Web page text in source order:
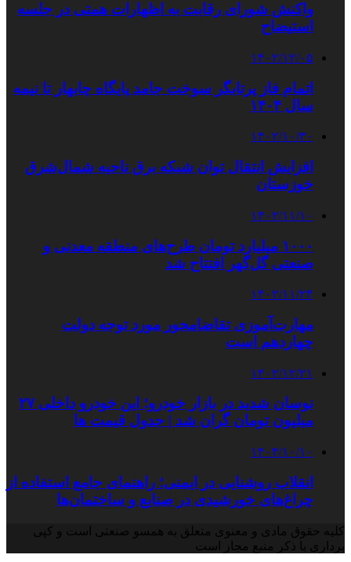
واکنش شورای رقابت به اظهارات همتی در جلسه
استیضاح
۱۴۰۲/۱۲/۰۵
اتمام فاز پرتابگر سوخت جامد پایگاه چابهار تا نیمه
سال ۱۴۰۴
۱۴۰۲/۱۰/۳۰
افزایش انتقال توان شبکه برق ناحیه شمال‌شرق
خوزستان
۱۴۰۲/۱۱/۱۰
۱۰۰۰ میلیارد تومان طرح‌های منطقه معدنی و
صنعتی گل‌گهر افتتاح شد
۱۴۰۲/۱۱/۲۴
مهارت‌آموزی تقاضامحور مورد توجه دولت
چهاردهم است
۱۴۰۲/۱۲/۲۱
نوسان شدید در بازار خودرو؛ این خودرو داخلی ۲۷
میلیون تومان گران شد | جدول قیمت ها
۱۴۰۴/۱۰/۱۰
انقلاب روشنایی در ایمنی؛ راهنمای جامع استفاده از
چراغ‌های خورشیدی در صنایع و ساختمان‌ها
کلیه حقوق مادی و معنوی متعلق به همسو صنعتی است و کپی
برداری با ذکر منبع مجاز است